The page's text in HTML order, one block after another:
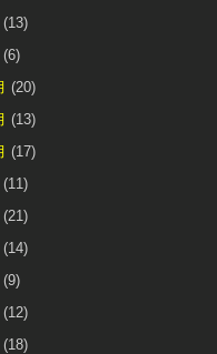
(13)
(6)
(20)
(13)
(17)
(11)
(21)
(14)
(9)
(12)
(18)